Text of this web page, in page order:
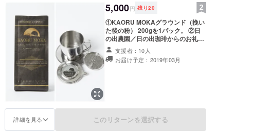
5,000円 残り20
①KAORU MOKAグラウンド（挽い
た後の粉） 200gを1パック。 ②日
の出農園／日の出珈琲からのお礼状
③ステンレス製ベトナム式ドリッ
パーを1個 ※豆の状態をご希望の場
合は対応致しますのでご連絡くださ
支援者：10人
お届け予定：2019年03月
詳細を見る このリターンを選択する